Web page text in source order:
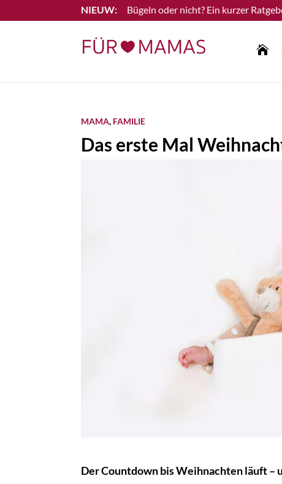
Bügeln oder nicht? Ein kurzer
Lesen Sie mehr

MAMA, FAMILIE
Das erste Mal
Der Countdown bis Weihnachten läuft –